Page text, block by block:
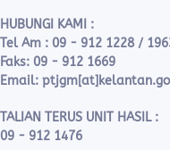
HUBUNGI KAMI :
Tel Am : 09 - 912 1228 /
Faks: 09 - 912 1669
Email:
TALIAN TERUS UNIT HASIL :
09 - 912 1476